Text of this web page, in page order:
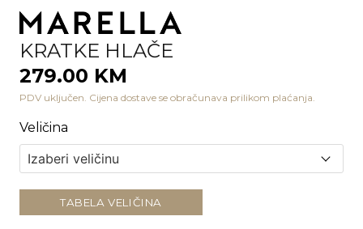
KRATKE HLAČE
279.00 KM
PDV uključen. Cijena dostave se obračunava prilikom plaćanja.
Veličina
TABELA VELIČINA